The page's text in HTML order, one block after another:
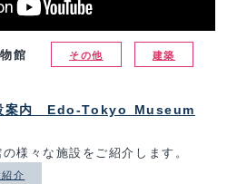
館 その他 建築
案内 Edo-Tokyo Museum
様々な施設をご紹介します。
介